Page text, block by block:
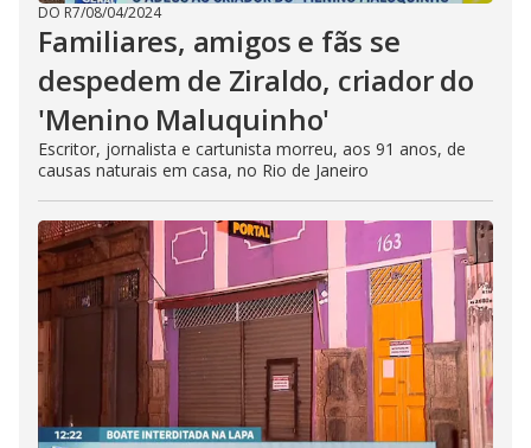
DO R7/08/04/2024
Familiares, amigos e fãs se
despedem de Ziraldo, criador do
'Menino Maluquinho'
Escritor, jornalista e cartunista morreu, aos 91 anos, de
causas naturais em casa, no Rio de Janeiro